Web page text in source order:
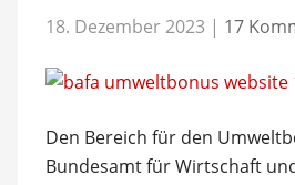
18. Dezember 2023 | 17
Den Bereich für den
Bundesamt für Wirtschaft